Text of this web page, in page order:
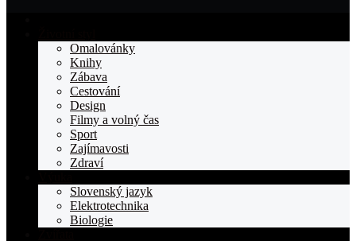
Omalovánky
Knihy
Zábava
Cestování
Design
Filmy a volný čas
Sport
Zajímavosti
Zdraví
Slovenský jazyk
Elektrotechnika
Biologie